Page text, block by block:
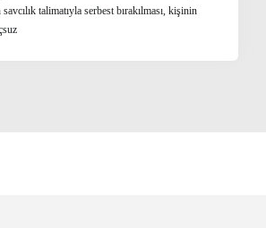
talimatıyla serbest bırakılması, kişinin